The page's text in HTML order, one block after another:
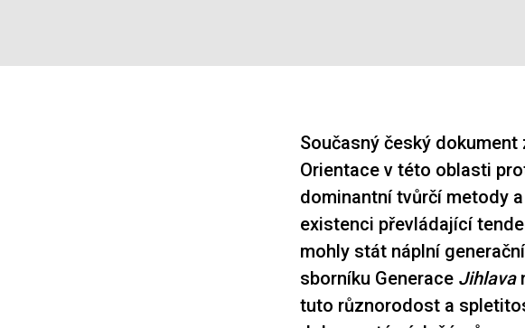
Současný český
Orientace v této oblasti
dominantní tvůrčí metody
existenci převládající
mohly stát náplní
sborníku Generace Jihlava
tuto různorodost a